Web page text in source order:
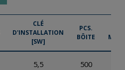
CLÉ
D'INSTALLATION
[SW]
PCS.
BÔITE
5,5 500